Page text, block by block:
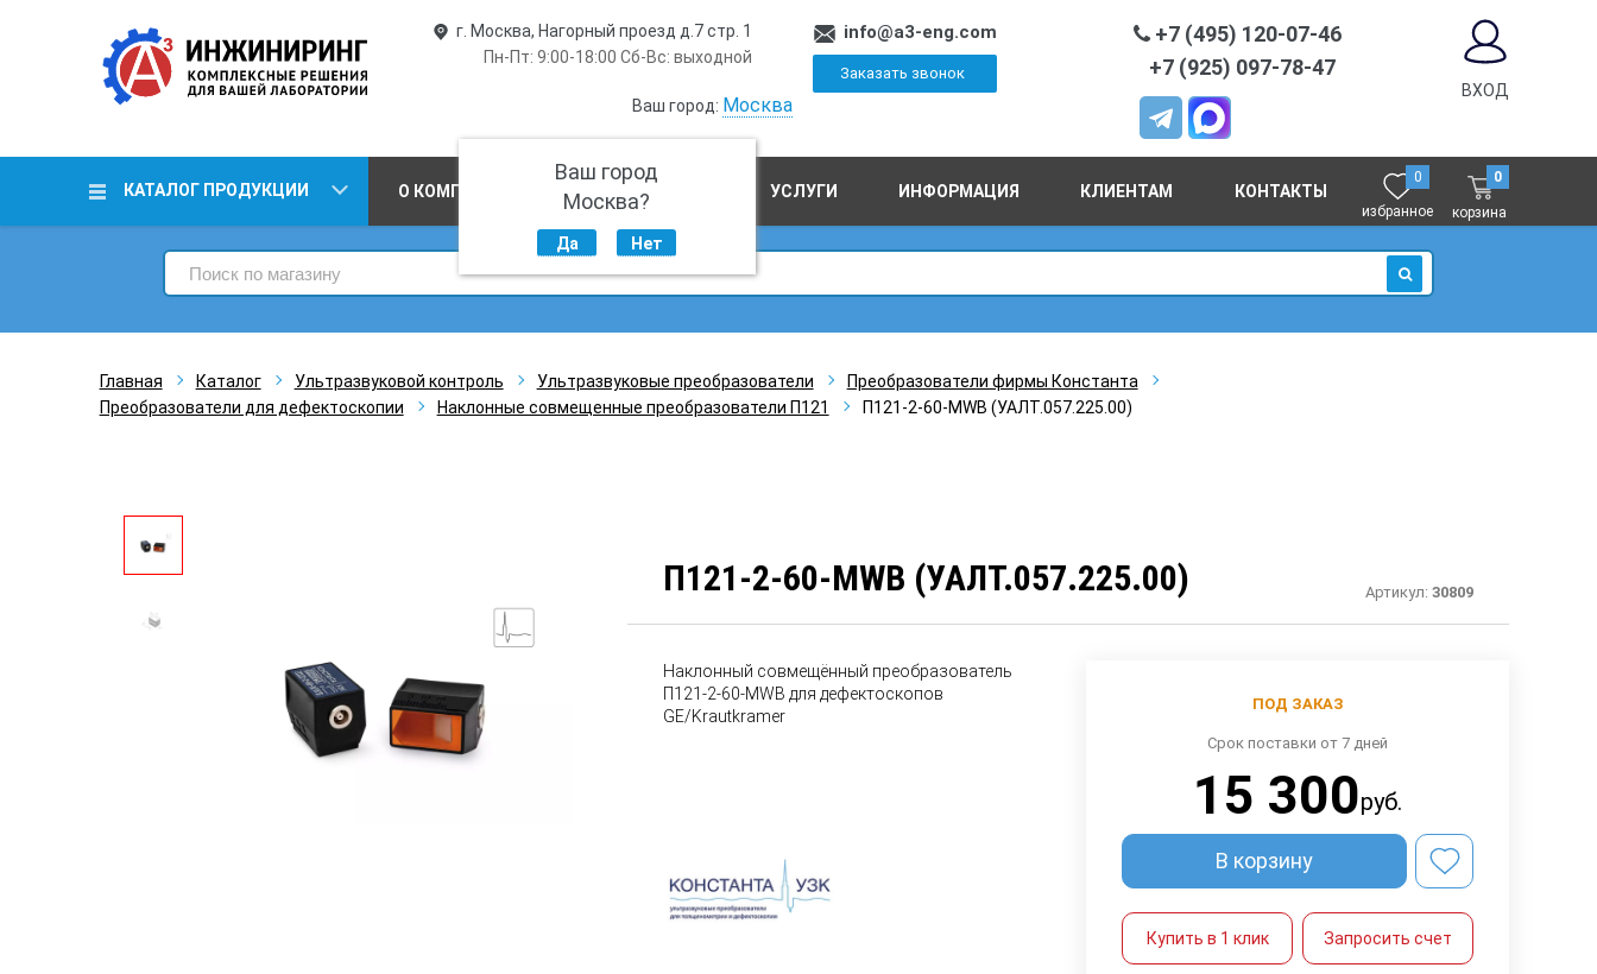
г. Москва, Нагорный проезд д.7 стр. 1
Пн-Пт: 9:00-18:00 Сб-Вс: выходной
Ваш город: Москва
Ваш город
Москва?
Да Нет
info@a3-eng.com
Заказать звонок
+7 (495) 120-07-46
+7 (925) 097-78-47
ВХОД
КАТАЛОГ ПРОДУКЦИИ О КОМПАНИИ ПРОИЗВОДСТВО УСЛУГИ ИНФОРМАЦИЯ КЛИЕНТАМ КОНТАКТЫ
0
избранное
0
корзина
ИСКАТЬ
Главная Каталог Ультразвуковой контроль Ультразвуковые преобразователи
Преобразователи фирмы Константа
Преобразователи для дефектоскопии
Наклонные совмещенные преобразователи П121 П121-2-60-MWB (УАЛТ.057.225.00)
П121-2-60-MWB (УАЛТ.057.225.00) Артикул:30809
Наклонный совмещённый преобразователь
П121-2-60-MWB для дефектоскопов
GE/Krautkramer
ПОД ЗАКАЗ
Срок поставки от 7 дней
15 300руб.
В корзину
Купить в 1 клик Запросить счет